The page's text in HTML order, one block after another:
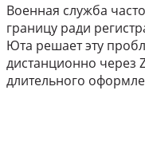
Военная служба
границу ради
Юта решает эту
дистанционно через
длительного